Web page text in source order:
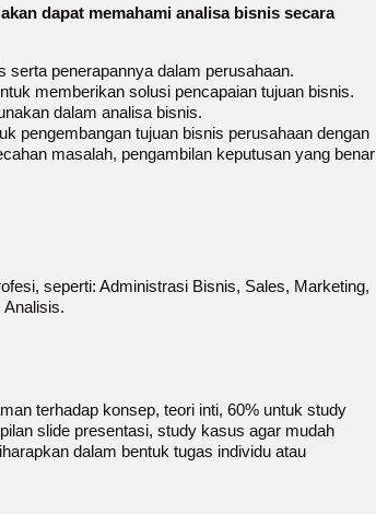
dapat memahami analisa bisnis secara
penerapannya dalam perusahaan.
memberikan solusi pencapaian tujuan bisnis.
dalam analisa bisnis.
pengembangan tujuan bisnis perusahaan dengan
masalah, pengambilan keputusan yang benar
seperti: Administrasi Bisnis, Sales, Marketing,
terhadap konsep, teori inti, 60% untuk study
slide presentasi, study kasus agar mudah
dalam bentuk tugas individu atau